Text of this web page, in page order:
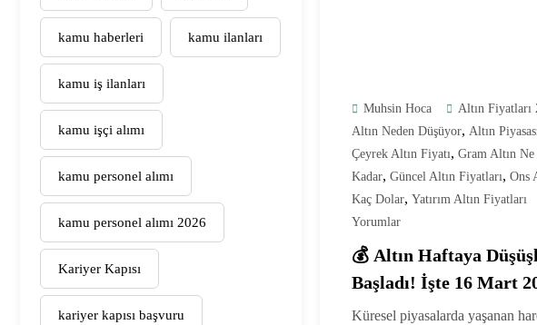
kamu haberleri kamu ilanları
kamu iş ilanları
kamu işçi alımı
kamu personel alımı
kamu personel alımı 2026
Kariyer Kapısı
kariyer kapısı başvuru
Muhsin Hoca Altın Fiyatları
Altın Neden Düşüyor, Altın
Çeyrek Altın Fiyatı, Gram Altın Ne
Kadar, Güncel Altın Fiyatları, Ons
Kaç Dolar, Yatırım Altın Fiyatları
Yorumlar
💰 Altın Haftaya
Başladı! İşte 16 Mart
Güncel Altın Fiyatları
Küresel piyasalarda yaşanan